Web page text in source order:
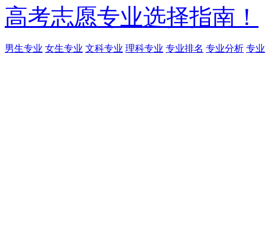
高考志愿专业选择指南！
男生专业 女生专业 文科专业 理科专业 专业排名 专业分析 专